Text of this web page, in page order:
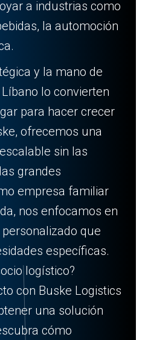
a industrias como
la automoción
y la mano de
lo convierten
para hacer crecer
ofrecemos una
sin las
grandes
empresa familiar
nos enfocamos en
que
específicas.
logístico?
con Buske Logistics
una solución
cómo